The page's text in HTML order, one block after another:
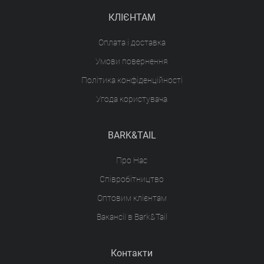
КЛІЄНТАМ
Оплата і доставка
Умови повернення
Політика конфіденційності
Угода користувача
BARK&TAIL
Про Нас
Співробітництво
Оптовим клієнтам
Вакансії в Bark&Tail
Контакти